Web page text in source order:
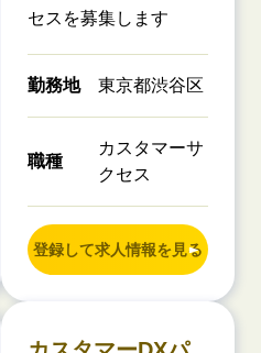
セスを募集します
勤務地 東京都渋谷区
職種
カスタマーサ
クセス
登録して求人情報を見る